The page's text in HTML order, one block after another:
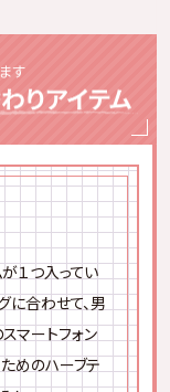
葉酸では
利用できるの
ントでの摂取を
でもあな
です。
１つ入ってい
に合わせて、男
マートフォン
めのハーブテ